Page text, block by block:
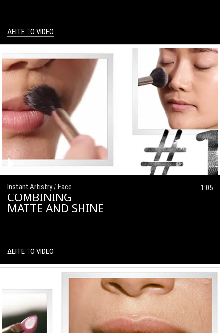
ΔΕΙΤΕ ΤΟ VIDEO
1:05
Instant Artistry / Face
COMBINING
MATTE AND SHINE
ΔΕΙΤΕ ΤΟ VIDEO